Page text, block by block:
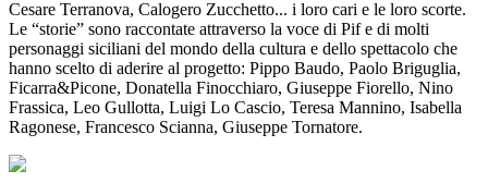
Cesare Terranova, Calogero Zucchetto... i loro cari e le loro scorte.
Le “storie” sono raccontate attraverso la voce di Pif e di molti
personaggi siciliani del mondo della cultura e dello spettacolo che
hanno scelto di aderire al progetto: Pippo Baudo, Paolo Briguglia,
Ficarra&Picone, Donatella Finocchiaro, Giuseppe Fiorello, Nino
Frassica, Leo Gullotta, Luigi Lo Cascio, Teresa Mannino, Isabella
Ragonese, Francesco Scianna, Giuseppe Tornatore.